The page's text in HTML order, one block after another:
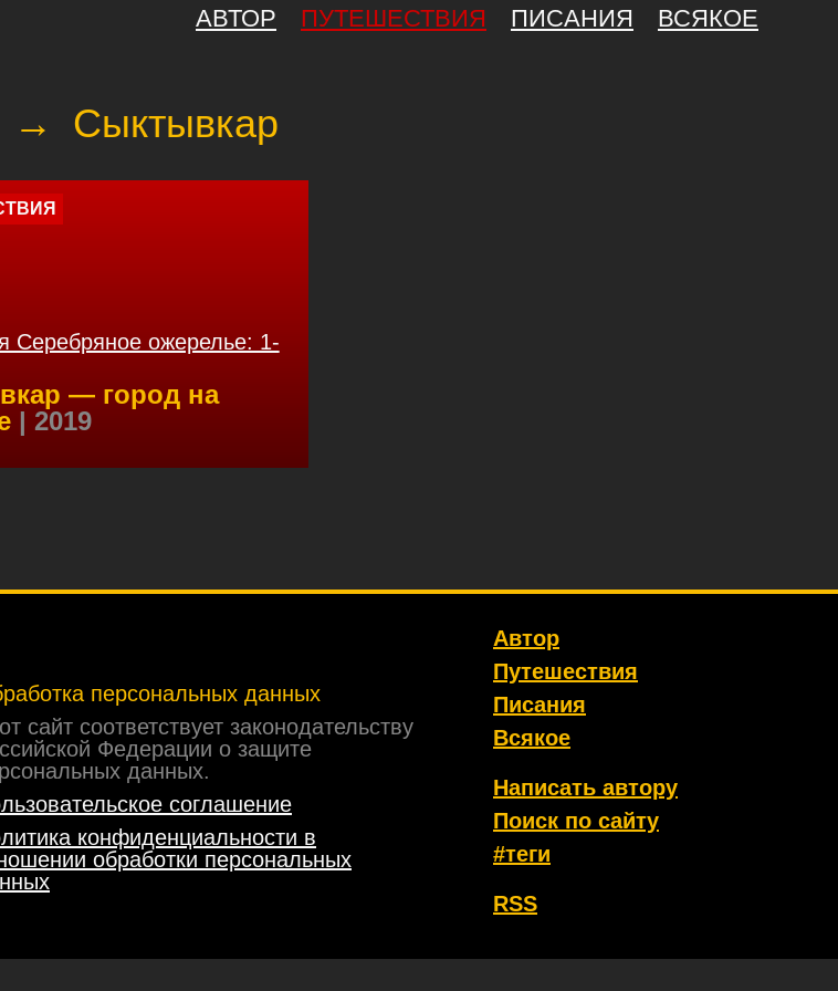
→ Сыктывкар
Серебряное ожерелье: 1-
— город на
| 2019
персональных данных
сайт соответствует законодательству
Федерации о защите
данных.
соглашение
конфиденциальности в
обработки персональных
Автор
Путешествия
Писания
Всякое
Написать автору
Поиск по сайту
#теги
RSS
АВТОР ПУТЕШЕСТВИЯ ПИСАНИЯ ВСЯКОЕ